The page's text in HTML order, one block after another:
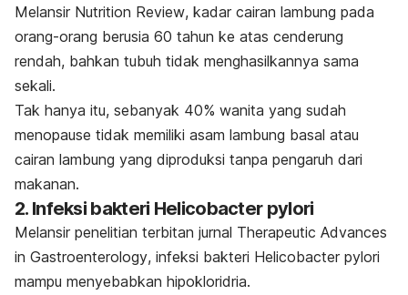
Melansir Nutrition Review, kadar cairan lambung pada
orang-orang berusia 60 tahun ke atas cenderung
rendah, bahkan tubuh tidak menghasilkannya sama
sekali.
Tak hanya itu, sebanyak 40% wanita yang sudah
menopause tidak memiliki asam lambung basal atau
cairan lambung yang diproduksi tanpa pengaruh dari
makanan.
2. Infeksi bakteri Helicobacter pylori
Melansir penelitian terbitan jurnal Therapeutic Advances
in Gastroenterology, infeksi bakteri Helicobacter pylori
mampu menyebabkan hipokloridria.